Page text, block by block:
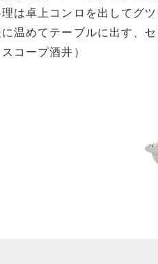
は卓上コンロを出してグ
温めてテーブルに出す、
コープ酒井）